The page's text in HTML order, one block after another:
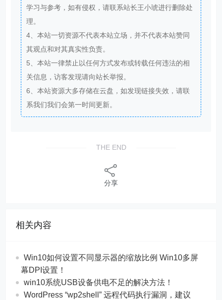
学习与参考，如有侵权，请联系站长王小琥进行删除处
理。
4、本站一切资源不代表本站立场，并不代表本站赞同
其观点和对其真实性负责。
5、本站一律禁止以任何方式发布或转载任何违法的相
关信息，访客发现请向站长举报。
6、本站资源大多存储在云盘，如发现链接失效，请联
系我们我们会第一时间更新。
THE END
分享
相关内容
Win10如何设置不同显示器的缩放比例 Win10多屏
幕DPI设置！
win10系统USB设备供电不足的解决方法！
WordPress “wp2shell” 远程代码执行漏洞，建议